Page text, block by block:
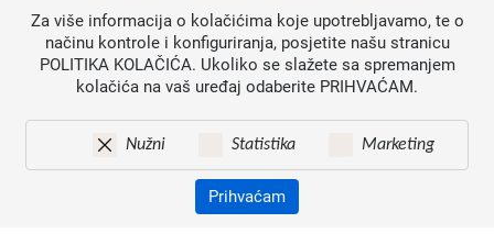
Posredničko tijelo razine 2
Informacije za korisnike
Mapa weba
Za više informacija o kolačićima koje upotrebljavamo, te o
načinu kontrole i konfiguriranja, posjetite našu stranicu
POLITIKA KOLAČIĆA. Ukoliko se slažete sa spremanjem
kolačića na vaš uređaj odaberite PRIHVAĆAM.
Nužni Statistika Marketing
Prihvaćam